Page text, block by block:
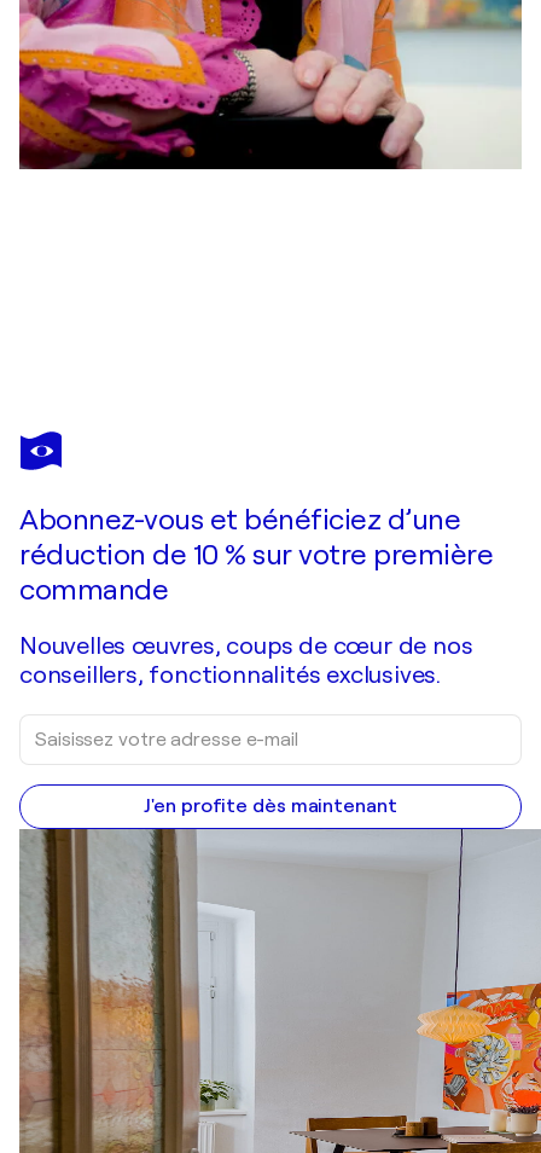
ERNESTINE
TAHEDL
Je passe commande
Abonnez-vous et bénéficiez d’une
réduction de 10 % sur votre première
commande
Nouvelles œuvres, coups de cœur de nos
conseillers, fonctionnalités exclusives.
J'en profite dès maintenant